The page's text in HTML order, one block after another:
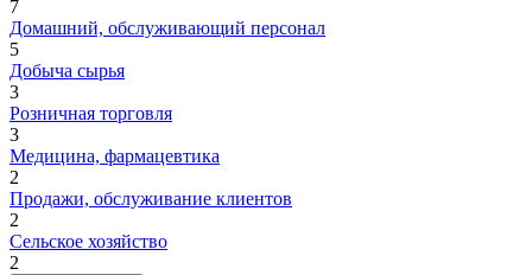
7
Домашний, обслуживающий персонал
5
Добыча сырья
3
Розничная торговля
3
Медицина, фармацевтика
2
Продажи, обслуживание клиентов
2
Сельское хозяйство
2